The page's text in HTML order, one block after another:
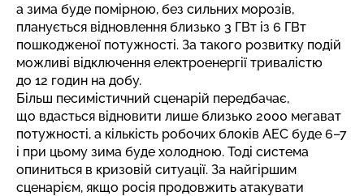
а зима буде помірною, без сильних морозів,
планується відновлення близько 3 ГВт із 6 ГВт
пошкодженої потужності. За такого розвитку подій
можливі відключення електроенергії тривалістю
до 12 годин на добу.
Більш песимістичний сценарій передбачає,
що вдасться відновити лише близько 2000 мегават
потужності, а кількість робочих блоків АЕС буде 6–7
і при цьому зима буде холодною. Тоді система
опиниться в кризовій ситуації. За найгіршим
сценарієм, якщо росія продовжить атакувати